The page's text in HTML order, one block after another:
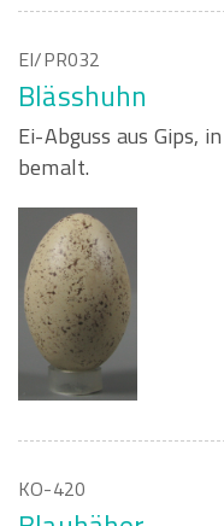
EI/PR032
Blässhuhn
Ei-Abguss aus Gips,
bemalt.
KO-420